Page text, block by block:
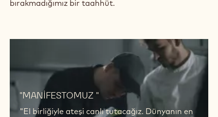
Müşterilerinizin kalbini kazanmanızı sağlayacak
olmak için buradayız. Şartlar ne olursa olsun!
Yüzyıldır hedefimiz bu oldu: Ustalığınızı her gün
konuşturmanız için, şeflerin tercih ettiği En Kaliteli
Belçika Çikolatasını yaratmak. Bu, bizim için boş bir
söz değil, yaptığımız işlerde asla peşini